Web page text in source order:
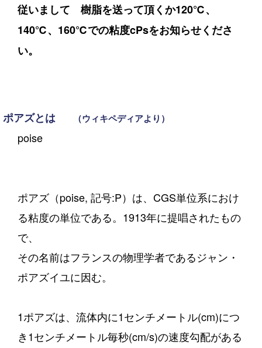
従いまして 樹脂を送って頂くか120℃、
140℃、160℃での粘度cPsをお知らせくださ
い。
ポアズとは （ウィキペディアより）
poise
ポアズ（poise, 記号:P）は、CGS単位系におけ
る粘度の単位である。1913年に提唱されたもの
で、
その名前はフランスの物理学者であるジャン・
ポアズイユに因む。
1ポアズは、流体内に1センチメートル(cm)につ
き1センチメートル毎秒(cm/s)の速度勾配がある